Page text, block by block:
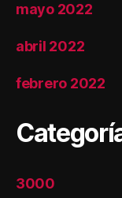
mayo 2022
abril 2022
febrero 2022
3000